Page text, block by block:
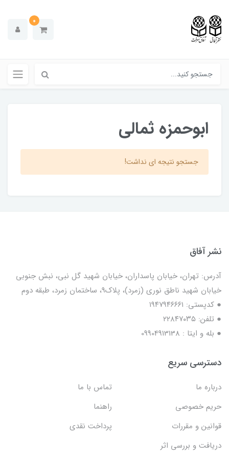
0
ابوحمزه ثمالی
جستجو نتیجه ای نداشت!
نشر آفاق
آدرس: تهران، خیابان پاسداران، خیابان شهید گل نبی، نبش جنوبی
خیابان شهید ناطق نوری (زمرد)، پلاک9، ساختمان زمرد، طبقه دوم
● کدپستی: ۱۹۴۷۹۴۶۶۶۱
● تلفن: ٢٢٨۴٧۰۳۵
● بله و ایتا : 09904913138
دسترسی سریع
درباره ما
تماس با ما
حریم خصوصی
راهنما
قوانین و مقررات
پرداخت نقدی
دریافت و بررسی اثر